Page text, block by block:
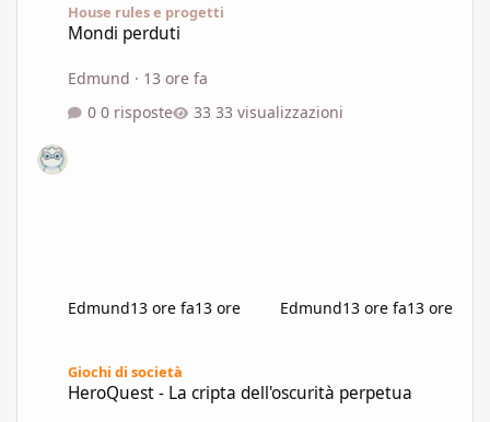
House rules e progetti
Mondi perduti
Edmund · 13 ore fa
0 risposte
33 visualizzazioni
Edmund13 ore fa13 ore Edmund13 ore fa13 ore
Giochi di società
HeroQuest - La cripta dell'oscurità perpetua